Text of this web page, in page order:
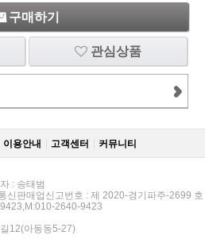
구매하기
관심상품
이용안내 고객센터 커뮤니티
: 송태범
신판매업신고번호 : 제 2020-경기파주-2699 호
2640-9423
12(아동동5-27)